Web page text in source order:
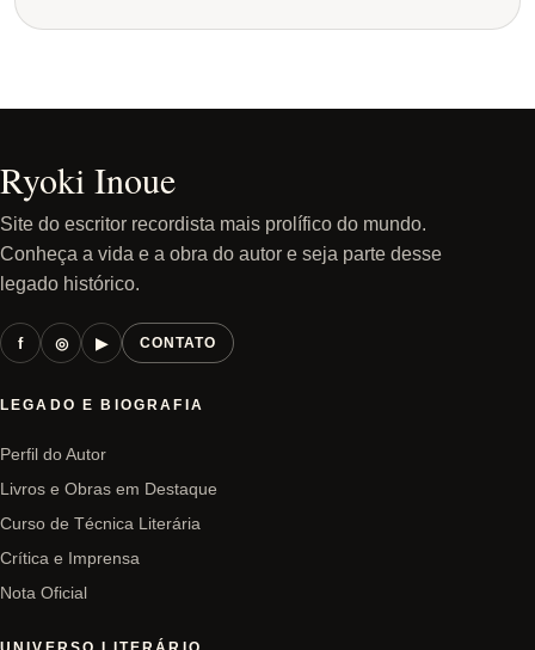
Ryoki Inoue
Site do escritor recordista mais prolífico do mundo.
Conheça a vida e a obra do autor e seja parte desse
legado histórico.
f ◎ ▶ CONTATO
LEGADO E BIOGRAFIA
Perfil do Autor
Livros e Obras em Destaque
Curso de Técnica Literária
Crítica e Imprensa
Nota Oficial